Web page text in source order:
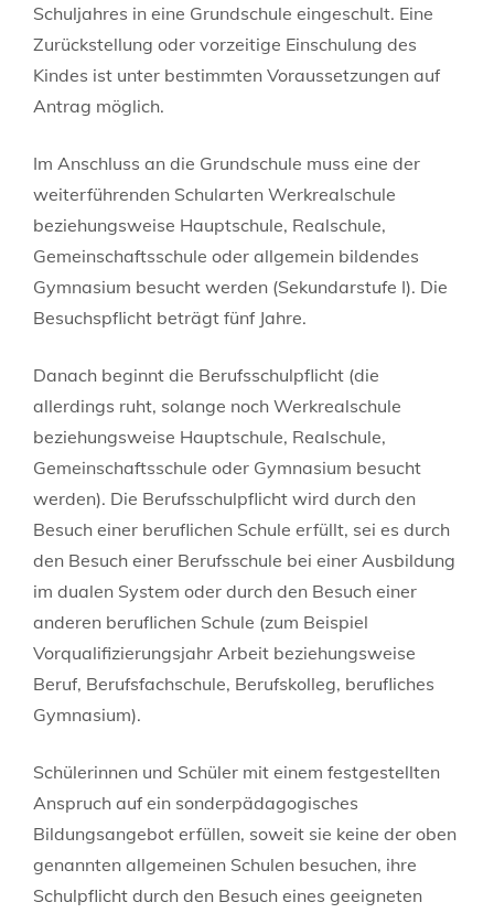
Schuljahres in eine Grundschule eingeschult. Eine
Zurückstellung oder vorzeitige Einschulung des
Kindes ist unter bestimmten Voraussetzungen auf
Antrag möglich.
Im Anschluss an die Grundschule muss eine der
weiterführenden Schularten Werkrealschule
beziehungsweise Hauptschule, Realschule,
Gemeinschaftsschule oder allgemein bildendes
Gymnasium besucht werden (Sekundarstufe I). Die
Besuchspflicht beträgt fünf Jahre.
Danach beginnt die Berufsschulpflicht (die
allerdings ruht, solange noch Werkrealschule
beziehungsweise Hauptschule, Realschule,
Gemeinschaftsschule oder Gymnasium besucht
werden). Die Berufsschulpflicht wird durch den
Besuch einer beruflichen Schule erfüllt, sei es durch
den Besuch einer Berufsschule bei einer Ausbildung
im dualen System oder durch den Besuch einer
anderen beruflichen Schule (zum Beispiel
Vorqualifizierungsjahr Arbeit beziehungsweise
Beruf, Berufsfachschule, Berufskolleg, berufliches
Gymnasium).
Schülerinnen und Schüler mit einem festgestellten
Anspruch auf ein sonderpädagogisches
Bildungsangebot erfüllen, soweit sie keine der oben
genannten allgemeinen Schulen besuchen, ihre
Schulpflicht durch den Besuch eines geeigneten